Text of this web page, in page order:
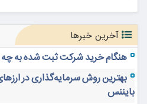
آخرین خبرها
هنگام خرید شرکت ثبت شده به چه
بهترین روش سرمایه‌گذاری در
بایننس